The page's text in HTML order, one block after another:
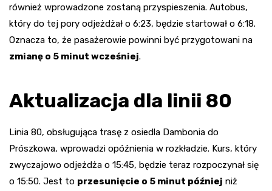
również wprowadzone zostaną przyspieszenia. Autobus,
który do tej pory odjeżdżał o 6:23, będzie startował o 6:18.
Oznacza to, że pasażerowie powinni być przygotowani na
zmianę o 5 minut wcześniej.
Aktualizacja dla linii 80
Linia 80, obsługująca trasę z osiedla Dambonia do
Prószkowa, wprowadzi opóźnienia w rozkładzie. Kurs, który
zwyczajowo odjeżdża o 15:45, będzie teraz rozpoczynał się
o 15:50. Jest to przesunięcie o 5 minut później niż